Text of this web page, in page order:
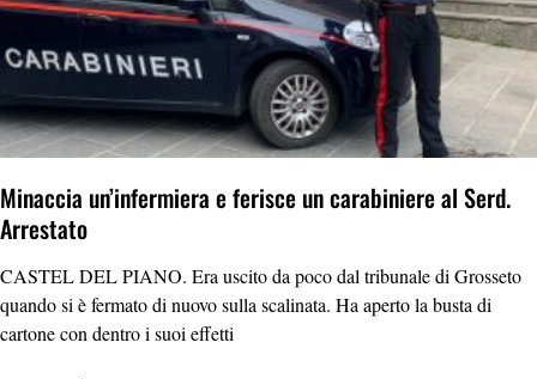
Minaccia un’infermiera e ferisce un carabiniere al Serd.
Arrestato
CASTEL DEL PIANO. Era uscito da poco dal tribunale di Grosseto
quando si è fermato di nuovo sulla scalinata. Ha aperto la busta di
cartone con dentro i suoi effetti